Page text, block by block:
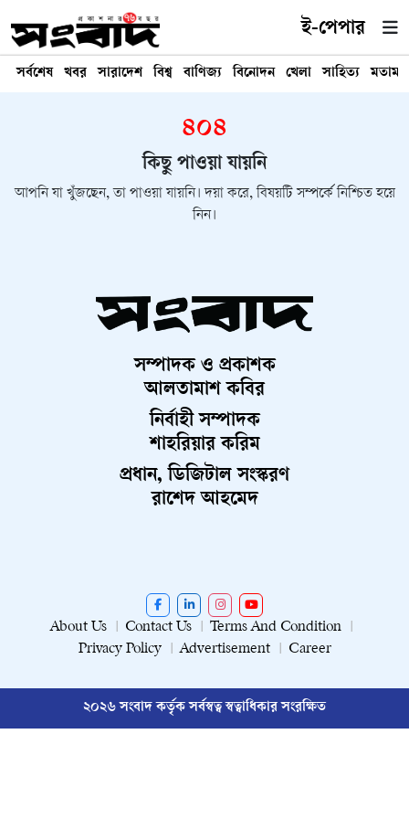
ই-পেপার
সর্বশেষ খবর সারাদেশ বিশ্ব বাণিজ্য বিনোদন খেলা সাহিত্য মতামত
৪০৪
কিছু পাওয়া যায়নি
আপনি যা খুঁজছেন, তা পাওয়া যায়নি। দয়া করে, বিষয়টি সম্পর্কে নিশ্চিত হয়ে
নিন।
সম্পাদক ও প্রকাশক
আলতামাশ কবির
নির্বাহী সম্পাদক
শাহরিয়ার করিম
প্রধান, ডিজিটাল সংস্করণ
রাশেদ আহমেদ
About Us Contact Us
Terms And Condition
Privacy Policy
Advertisement Career
২০২৬ সংবাদ কর্তৃক সর্বস্বত্ব স্বত্বাধিকার সংরক্ষিত